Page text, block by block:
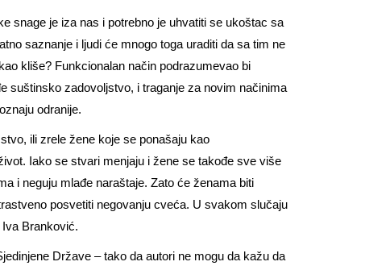
snage je iza nas i potrebno je uhvatiti se ukoštac sa
saznanje i ljudi će mnogo toga uraditi da sa tim ne
kliše? Funkcionalan način podrazumevao bi
suštinsko zadovoljstvo, i traganje za novim načinima
odranije.
ili zrele žene koje se ponašaju kao
Iako se stvari menjaju i žene se takođe sve više
i neguju mlađe naraštaje. Zato će ženama biti
posvetiti negovanju cveća. U svakom slučaju
Branković.
Države – tako da autori ne mogu da kažu da